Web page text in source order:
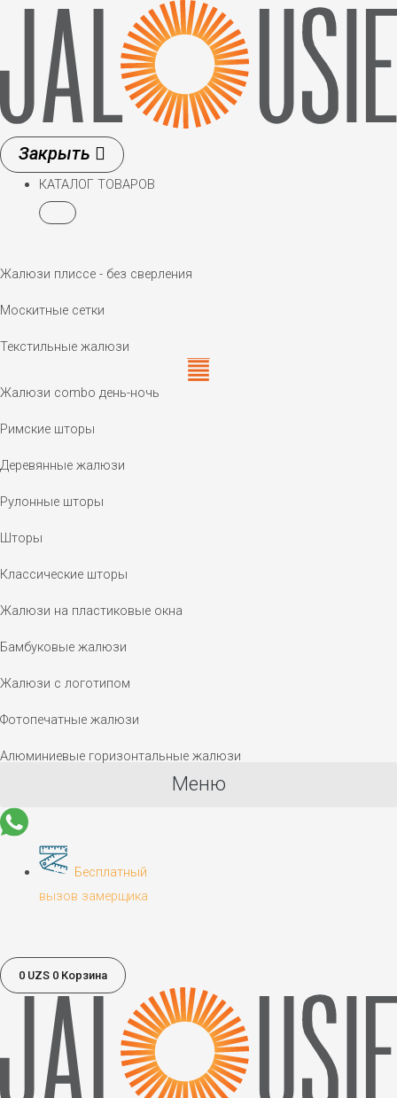
Перейти
содержимому
КАТАЛОГ ТОВАРОВ
Жалюзи плиссе - без сверления
Москитные сетки
Текстильные жалюзи
Жалюзи combo день-ночь
Римские шторы
Деревянные жалюзи
Рулонные шторы
Шторы
Классические шторы
Жалюзи на пластиковые окна
Бамбуковые жалюзи
Жалюзи с логотипом
Фотопечатные жалюзи
Алюминиевые горизонтальные жалюзи
Меню
Бесплатный
вызов замерщика
0 UZS 0 Корзина